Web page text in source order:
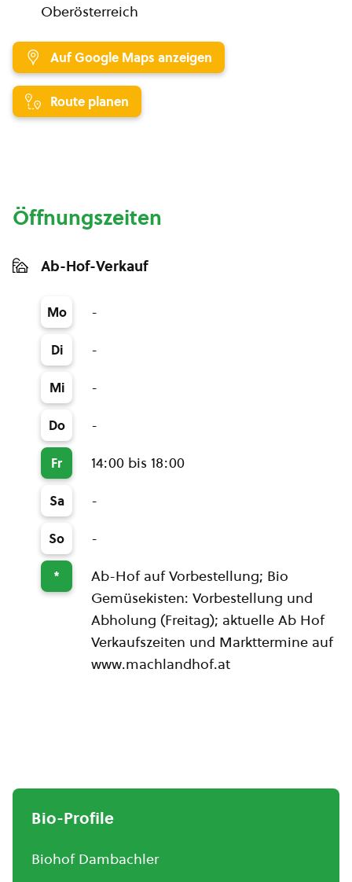
Oberösterreich
Auf Google Maps anzeigen
Route planen
Öffnungszeiten
Ab-Hof-Verkauf
Mo -
Di -
Mi -
Do -
Fr 14:00 bis 18:00
Sa -
So -
*
Ab-Hof auf Vorbestellung; Bio
Gemüsekisten: Vorbestellung und
Abholung (Freitag); aktuelle Ab Hof
Verkaufszeiten und Markttermine auf
www.machlandhof.at
Bio-Profile
Biohof Dambachler